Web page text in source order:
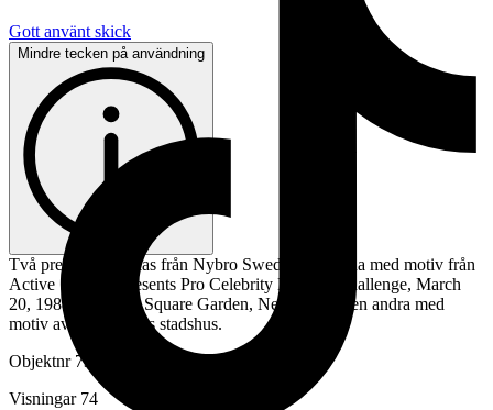
Gott använt skick
Mindre tecken på användning
Två pressvikter i glas från Nybro Sweden. Den ena med motiv från
Active Sweden presents Pro Celebrity Hockey Challenge, March
20, 1988, Madison Square Garden, New York. Den andra med
motiv av Stockholms stadshus.
Objektnr 738 353 470
Visningar 74